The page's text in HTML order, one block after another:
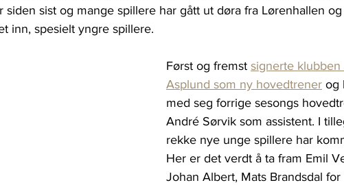
siden sist og mange spillere har gått ut døra fra Lørenhallen
inn, spesielt yngre spillere.
Først og fremst signerte klubben
Asplund som ny hovedtrener og
med seg forrige sesongs
André Sørvik som assistent. I
rekke nye unge spillere har
Her er det verdt å ta fram Emil
Johan Albert, Mats Brandsdal